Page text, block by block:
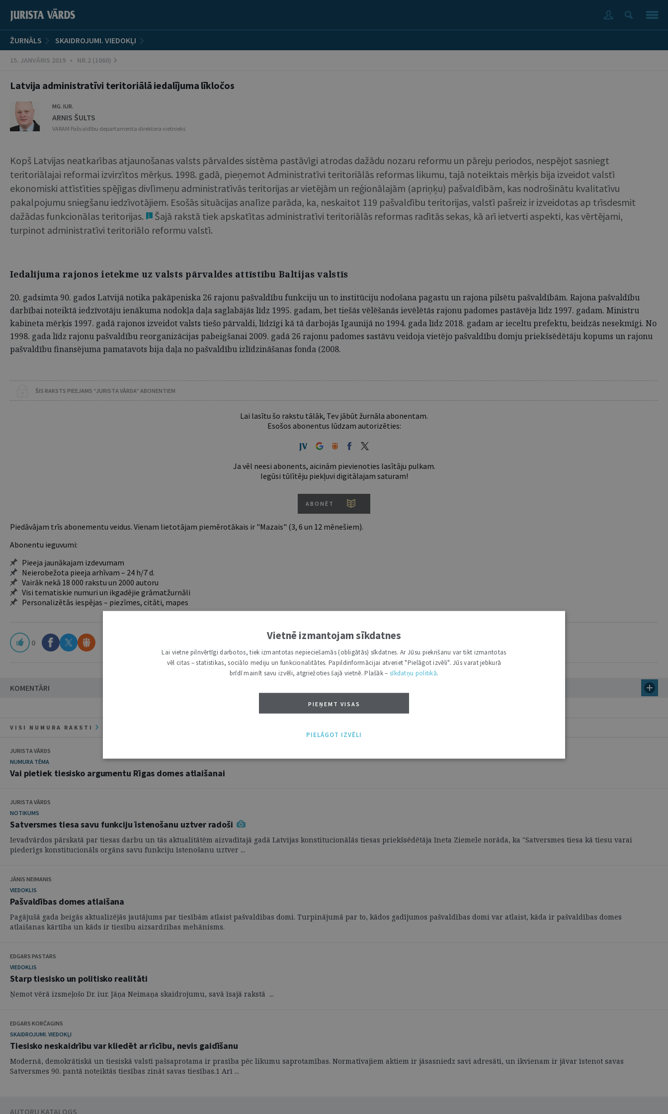
ŽURNĀLS SKAIDROJUMI. VIEDOKĻI
15. JANVĀRIS 2019 • NR.2 (1060)
Latvija administratīvi teritoriālā iedalījuma līkločos
MG. IUR.
ARNIS ŠULTS
VARAM Pašvaldību departamenta direktora vietnieks
Kopš Latvijas neatkarības atjaunošanas valsts pārvaldes sistēma pastāvīgi atrodas dažādu nozaru reformu un pāreju periodos, nespējot sasniegt
teritoriālajai reformai izvirzītos mērķus. 1998. gadā, pieņemot Administratīvi teritoriālās reformas likumu, tajā noteiktais mērķis bija izveidot valstī
ekonomiski attīstīties spējīgas divlīmeņu administratīvās teritorijas ar vietējām un reģionālajām (apriņķu) pašvaldībām, kas nodrošinātu kvalitatīvu
pakalpojumu sniegšanu iedzīvotājiem. Esošās situācijas analīze parāda, ka, neskaitot 119 pašvaldību teritorijas, valstī pašreiz ir izveidotas ap trīsdesmit
dažādas funkcionālas teritorijas.
1
Šajā rakstā tiek apskatītas administratīvi teritoriālās reformas radītās sekas, kā arī ietverti aspekti, kas vērtējami,
turpinot administratīvi teritoriālo reformu valstī.
Iedalījuma rajonos ietekme uz valsts pārvaldes attīstību Baltijas valstīs
20. gadsimta 90. gados Latvijā notika pakāpeniska 26 rajonu pašvaldību funkciju un to institūciju nodošana pagastu un rajona pilsētu pašvaldībām. Rajona pašvaldību
darbībai noteiktā iedzīvotāju ienākuma nodokļa daļa saglabājās līdz 1995. gadam, bet tiešās vēlēšanās ievēlētās rajonu padomes pastāvēja līdz 1997. gadam. Ministru
kabineta mērķis 1997. gadā rajonos izveidot valsts tiešo pārvaldi, līdzīgi kā tā darbojās Igaunijā no 1994. gada līdz 2018. gadam ar ieceltu prefektu, beidzās nesekmīgi. No
1998. gada līdz rajonu pašvaldību reorganizācijas pabeigšanai 2009. gadā 26 rajonu padomes sastāvu veidoja vietējo pašvaldību domju priekšsēdētāju kopums un rajonu
pašvaldību finansējuma pamatavots bija daļa no pašvaldību izlīdzināšanas fonda (2008.
ŠIS RAKSTS PIEEJAMS “JURISTA VĀRDA” ABONENTIEM
Lai lasītu šo rakstu tālāk, Tev jābūt žurnāla abonentam.
Esošos abonentus lūdzam autorizēties:
Ja vēl neesi abonents, aicinām pievienoties lasītāju pulkam.
Iegūsi tūlītēju piekļuvi digitālajam saturam!
ABONĒT
Piedāvājam trīs abonementu veidus. Vienam lietotājam piemērotākais ir "Mazais" (3, 6 un 12 mēnešiem).
Abonentu ieguvumi:
Pieeja jaunākajam izdevumam
Neierobežota pieeja arhīvam – 24 h/7 d.
Vairāk nekā 18 000 rakstu un 2000 autoru
Visi tematiskie numuri un ikgadējie grāmatžurnāli
Personalizētās iespējas – piezīmes, citāti, mapes
0
KOMENTĀRI
VISI NUMURA RAKSTI
JURISTA VĀRDS
NUMURA TĒMA
Vai pietiek tiesisko argumentu Rīgas domes atlaišanai
JURISTA VĀRDS
NOTIKUMS
Satversmes tiesa savu funkciju īstenošanu uztver radoši
Ievadvārdos pārskatā par tiesas darbu un tās aktualitātēm aizvadītajā gadā Latvijas konstitucionālās tiesas priekšsēdētāja Ineta Ziemele norāda, ka "Satversmes tiesa kā tiesu varai
piederīgs konstitucionāls orgāns savu funkciju īstenošanu uztver ...
JĀNIS NEIMANIS
VIEDOKLIS
Pašvaldības domes atlaišana
Pagājušā gada beigās aktualizējās jautājums par tiesībām atlaist pašvaldības domi. Turpinājumā par to, kādos gadījumos pašvaldības domi var atlaist, kāda ir pašvaldības domes
atlaišanas kārtība un kāds ir tiesību aizsardzības mehānisms.
EDGARS PASTARS
VIEDOKLIS
Starp tiesisko un politisko realitāti
Ņemot vērā izsmeļošo Dr. iur. Jāņa Neimaņa skaidrojumu, savā īsajā rakstā ...
EDGARS KORČAGINS
SKAIDROJUMI. VIEDOKĻI
Tiesisko neskaidrību var kliedēt ar rīcību, nevis gaidīšanu
Modernā, demokrātiskā un tiesiskā valstī pašsaprotama ir prasība pēc likumu saprotamības. Normatīvajiem aktiem ir jāsasniedz savi adresāti, un ikvienam ir jāvar īstenot savas
Satversmes 90. pantā noteiktās tiesības zināt savas tiesības.1 Arī ...
AUTORU KATALOGS
Vietnē izmantojam sīkdatnes
Lai vietne pilnvērtīgi darbotos, tiek izmantotas nepieciešamās (obligātās) sīkdatnes. Ar Jūsu piekrišanu var tikt izmantotas
vēl citas – statistikas, sociālo mediju un funkcionalitātes. Papildinformācijai atveriet "Pielāgot izvēli". Jūs varat jebkurā
brīdī mainīt savu izvēli, atgriežoties šajā vietnē. Plašāk – sīkdatņu politikā.
PIEŅEMT VISAS
PIELĀGOT IZVĒLI